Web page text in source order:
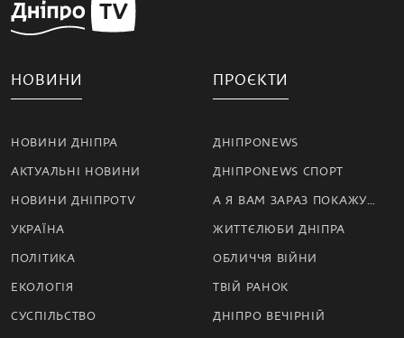
НОВИНИ
НОВИНИ ДНІПРА
АКТУАЛЬНІ НОВИНИ
НОВИНИ ДНІПРОTV
УКРАЇНА
ПОЛІТИКА
ЕКОЛОГІЯ
СУСПІЛЬСТВО
ПРОЄКТИ
ДНІПРОNEWS
ДНІПРОNEWS СПОРТ
А Я ВАМ ЗАРАЗ ПОКАЖУ…
ЖИТТЄЛЮБИ ДНІПРА
ОБЛИЧЧЯ ВІЙНИ
ТВІЙ РАНОК
ДНІПРО ВЕЧІРНІЙ